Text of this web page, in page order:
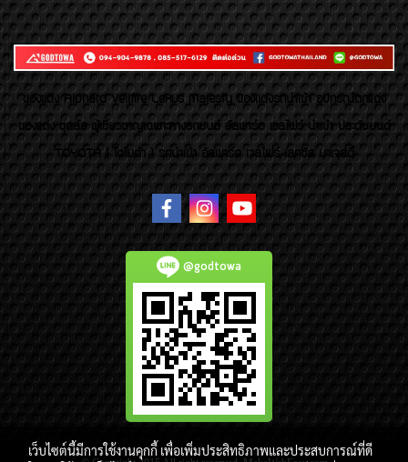
ของเเต่ง Alphard Vellfire Lexus Majesty ของเเต่งรถนำเข้า อุปกรณ์ตกแต่ง
ของแต่ง ชุดล้อ ผู้เชี่ยวชาญเฉพาะทางรถยนต์ อัลพาร์ด เวลไฟร์ นำเข้า ประดับยนต์
TOYOTA ( โตโยต้า ) รถนำเข้า อัลพาร์ด เวลไฟร์ เลกซัส มาเจสตี้
@godtowa
เว็บไซต์นี้มีการใช้งานคุกกี้ เพื่อเพิ่มประสิทธิภาพและประสบการณ์ที่ดี